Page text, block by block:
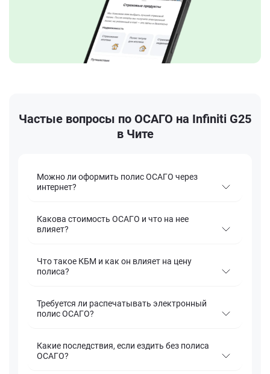
Частые вопросы по ОСАГО на Infiniti G25
в Чите
Можно ли оформить полис ОСАГО через
интернет?
Какова стоимость ОСАГО и что на нее
влияет?
Что такое КБМ и как он влияет на цену
полиса?
Требуется ли распечатывать электронный
полис ОСАГО?
Какие последствия, если ездить без полиса
ОСАГО?